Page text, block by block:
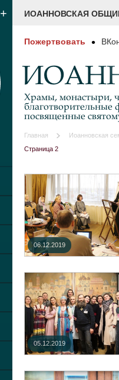
ИОАННОВСКАЯ
Пожертвовать
Храмы, монастыри,
благотворительные
посвященные
Главная Иоанновская
Страница 2
06.12.2019
05.12.2019